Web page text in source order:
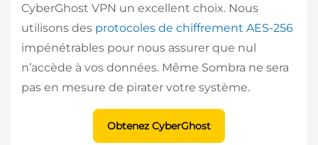
CyberGhost VPN un excellent choix. Nous
utilisons des protocoles de chiffrement AES-256
impénétrables pour nous assurer que nul
n’accède à vos données. Même Sombra ne sera
pas en mesure de pirater votre système.
Obtenez CyberGhost